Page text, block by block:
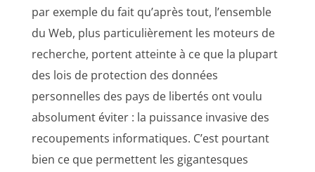
par exemple du fait qu’après tout, l’ensemble
du Web, plus particulièrement les moteurs de
recherche, portent atteinte à ce que la plupart
des lois de protection des données
personnelles des pays de libertés ont voulu
absolument éviter : la puissance invasive des
recoupements informatiques. C’est pourtant
bien ce que permettent les gigantesques